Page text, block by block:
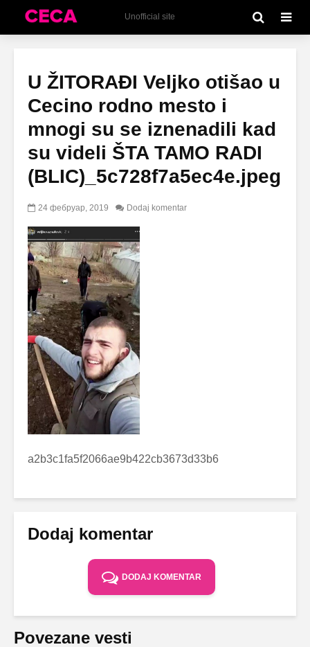
Unofficial site
U ŽITORAĐI Veljko otišao u
Cecino rodno mesto i
mnogi su se iznenadili kad
su videli ŠTA TAMO RADI
(BLIC)_5c728f7a5ec4e.jpeg
24 фебруар, 2019 Dodaj komentar
a2b3c1fa5f2066ae9b422cb3673d33b6
Dodaj komentar
DODAJ KOMENTAR
Povezane vesti